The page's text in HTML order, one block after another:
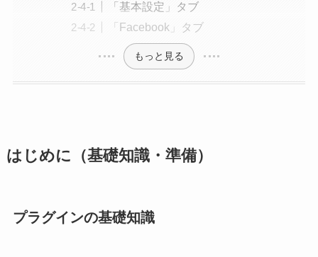
「基本設定」タブ
「Facebook」タブ
もっと見る
はじめに（基礎知識・準備）
プラグインの基礎知識